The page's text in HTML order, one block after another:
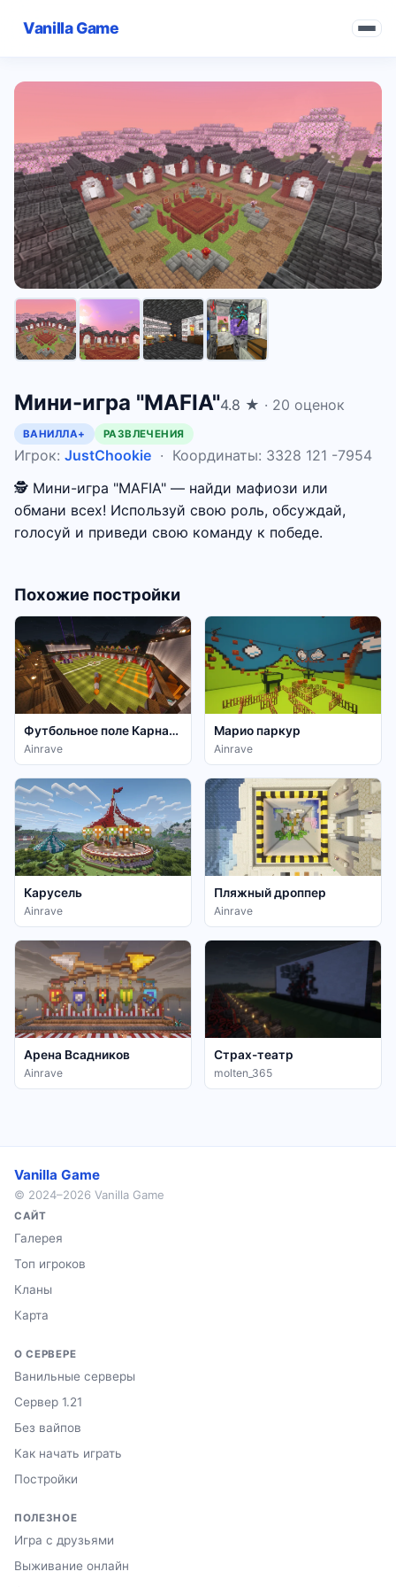
Vanilla Game
Мини-игра "MAFIA"4.8 ★ · 20 оценок
ВАНИЛЛА+ РАЗВЛЕЧЕНИЯ
Игрок: JustChookie · Координаты: 3328 121 -7954
🕵️ Мини-игра "MAFIA" — найди мафиози или
обмани всех! Используй свою роль, обсуждай,
голосуй и приведи свою команду к победе.
Похожие постройки
Футбольное поле Карнавала
Ainrave
Марио паркур
Ainrave
Карусель
Ainrave
Пляжный дроппер
Ainrave
Арена Всадников
Ainrave
Страх-театр
molten_365
Vanilla Game
© 2024–2026 Vanilla Game
САЙТ
Галерея
Топ игроков
Кланы
Карта
О СЕРВЕРЕ
Ванильные серверы
Сервер 1.21
Без вайпов
Как начать играть
Постройки
ПОЛЕЗНОЕ
Игра с друзьями
Выживание онлайн